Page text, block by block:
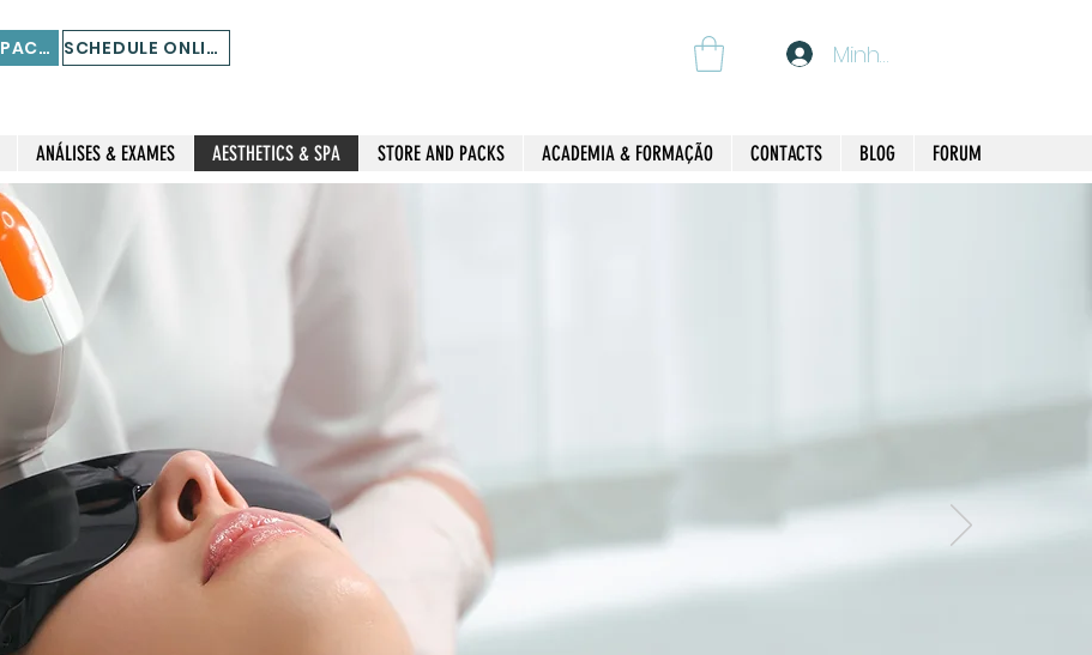
STORE AND PACKS SCHEDULE ONLINE Minha Conta
ANÁLISES & EXAMES AESTHETICS & SPA STORE AND PACKS ACADEMIA & FORMAÇÃO CONTACTS BLOG FORUM